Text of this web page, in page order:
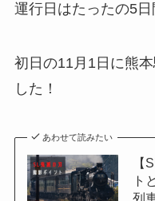
運行日はたったの5日
初日の11月1日に熊
した！
あわせて読みたい
【
ト
列